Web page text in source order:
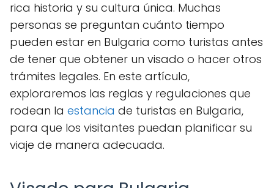
rica historia y su cultura única. Muchas
personas se preguntan cuánto tiempo
pueden estar en Bulgaria como turistas antes
de tener que obtener un visado o hacer otros
trámites legales. En este artículo,
exploraremos las reglas y regulaciones que
rodean la estancia de turistas en Bulgaria,
para que los visitantes puedan planificar su
viaje de manera adecuada.